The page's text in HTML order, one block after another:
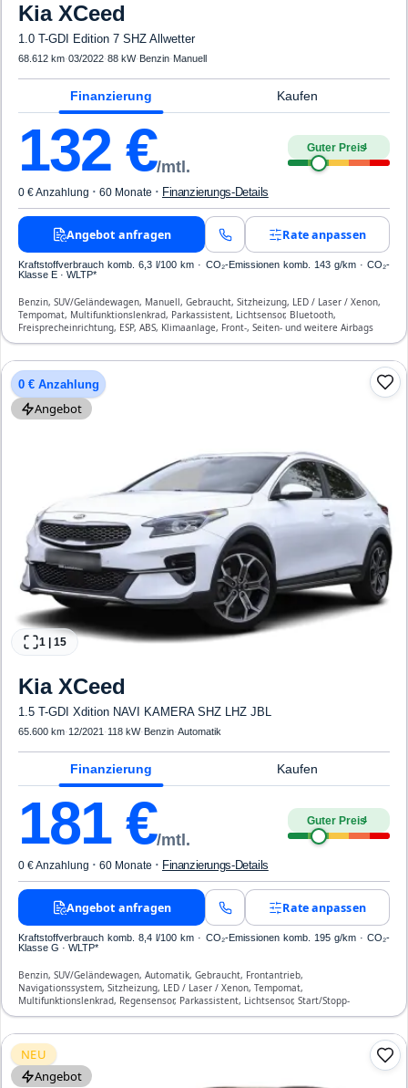
Kia XCeed
1.0 T-GDI Edition 7 SHZ Allwetter
68.612 km·03/2022·88 kW· Benzin· Manuell
Finanzierung Kaufen
132 €/mtl.
Guter Preis4
0 € Anzahlung · 60 Monate · Finanzierungs-Details
Angebot anfragen Rate anpassen
Kraftstoffverbrauch komb. 6,3 l/100 km · CO₂-Emissionen komb. 143 g/km · CO₂-
Klasse E · WLTP*
Benzin, SUV/Geländewagen, Manuell, Gebraucht, Sitzheizung, LED / Laser / Xenon,
Tempomat, Multifunktionslenkrad, Parkassistent, Lichtsensor, Bluetooth,
Freisprecheinrichtung, ESP, ABS, Klimaanlage, Front-, Seiten- und weitere Airbags
0 € Anzahlung
Angebot
1 15
Kia XCeed
1.5 T-GDI Xdition NAVI KAMERA SHZ LHZ JBL
65.600 km· 12/2021 · 118 kW· Benzin·Automatik
Finanzierung Kaufen
181€/mtl.
Guter Preis4
0 € Anzahlung · 60 Monate · Finanzierungs-Details
Angebot anfragen Rate anpassen
Kraftstoffverbrauch komb. 8,4 l/100 km · CO₂-Emissionen komb. 195 g/km · CO₂-
Klasse G · WLTP*
Benzin, SUV/Geländewagen, Automatik, Gebraucht, Frontantrieb,
Navigationssystem, Sitzheizung, LED / Laser / Xenon, Tempomat,
Multifunktionslenkrad, Regensensor, Parkassistent, Lichtsensor, Start/Stopp-
Automatik, Bluetooth, Freisprecheinrichtung, Verkehrszeichen-Erkennung, ESP, ABS,
NEU
Angebot